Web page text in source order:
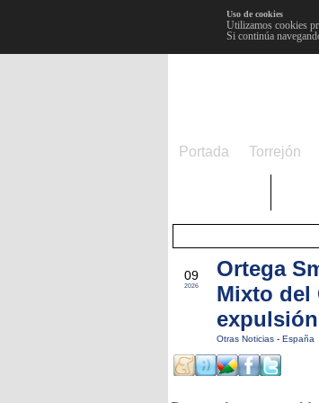
Uso de cookies
Utilizamos cookies
Si continúa
Portada Torrejón
09
2026
Ortega
Mixto del
expulsión
Otras Noticias - España